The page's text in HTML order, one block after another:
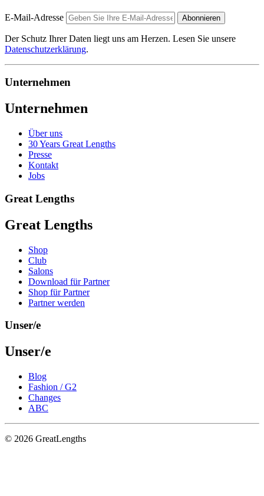
E-Mail-Adresse Abonnieren
Der Schutz Ihrer Daten liegt uns am Herzen. Lesen Sie unsere
Datenschutzerklärung.
Unternehmen
Unternehmen
Über uns
30 Years Great Lengths
Presse
Kontakt
Jobs
Great Lengths
Great Lengths
Shop
Club
Salons
Download für Partner
Shop für Partner
Partner werden
Unser/e
Unser/e
Blog
Fashion / G2
Changes
ABC
© 2026 GreatLengths